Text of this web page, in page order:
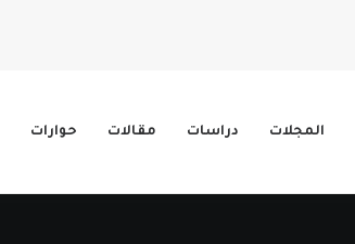
المجلات دراسات مقالات حوارات